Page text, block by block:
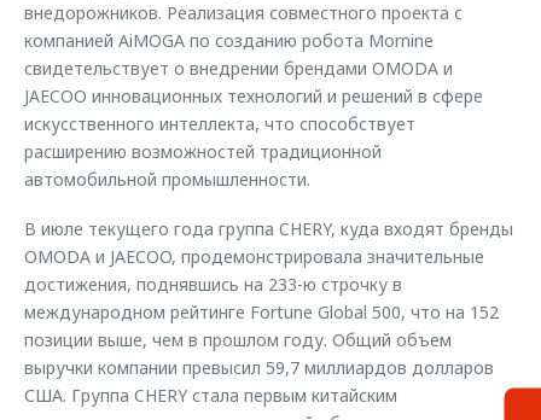
внедорожников. Реализация совместного проекта с
компанией AiMOGA по созданию робота Mornine
свидетельствует о внедрении брендами OMODA и
JAECOO инновационных технологий и решений в сфере
искусственного интеллекта, что способствует
расширению возможностей традиционной
автомобильной промышленности.
В июле текущего года группа CHERY, куда входят бренды
OMODA и JAECOO, продемонстрировала значительные
достижения, поднявшись на 233-ю строчку в
международном рейтинге Fortune Global 500, что на 152
позиции выше, чем в прошлом году. Общий объем
выручки компании превысил 59,7 миллиардов долларов
США. Группа CHERY стала первым китайским